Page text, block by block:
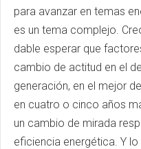
para avanzar en temas
es un tema complejo.
dable esperar que
cambio de actitud en el
generación, en el mejor
en cuatro o cinco años
un cambio de mirada
eficiencia energética. Y